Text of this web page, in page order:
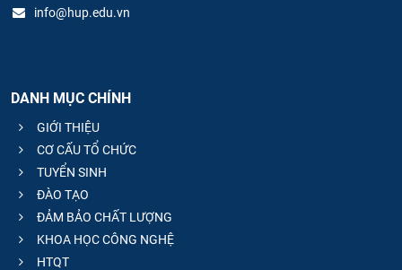
info@hup.edu.vn
DANH MỤC CHÍNH
GIỚI THIỆU
CƠ CẤU TỔ CHỨC
TUYỂN SINH
ĐÀO TẠO
ĐẢM BẢO CHẤT LƯỢNG
KHOA HỌC CÔNG NGHỆ
HTQT